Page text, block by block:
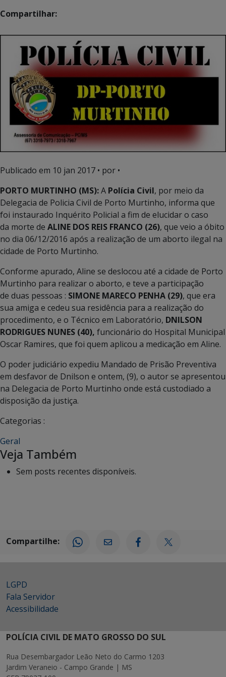
Compartilhar:
Publicado em 10 jan 2017 • por •
PORTO MURTINHO (MS):A Polícia Civil, por meio da
Delegacia de Policia Civil de Porto Murtinho, informa que
foi instaurado Inquérito Policial a fim de elucidar o caso
da morte de ALINE DOS REIS FRANCO (26), que veio a óbito
no dia 06/12/2016 após a realização de um aborto ilegal na
cidade de Porto Murtinho.
Conforme apurado, Aline se deslocou até a cidade de Porto
Murtinho para realizar o aborto, e teve a participação
de duas pessoas : SIMONE MARECO PENHA (29), que era
sua amiga e cedeu sua residência para a realização do
procedimento, e o Técnico em Laboratório, DNILSON
RODRIGUES NUNES (40), funcionário do Hospital Municipal
Oscar Ramires, que foi quem aplicou a medicação em Aline.
O poder judiciário expediu Mandado de Prisão Preventiva
em desfavor de Dnilson e ontem, (9), o autor se apresentou
na Delegacia de Porto Murtinho onde está custodiado a
disposição da justiça.
Categorias :
Geral
Veja Também
Sem posts recentes disponíveis.
Compartilhe:
LGPD
Fala Servidor
Acessibilidade
POLÍCIA CIVIL DE MATO GROSSO DO SUL
Rua Desembargador Leão Neto do Carmo 1203
Jardim Veraneio - Campo Grande | MS